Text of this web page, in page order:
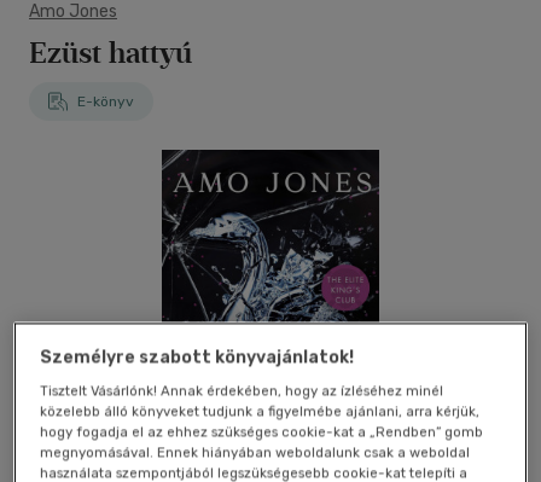
Amo Jones
Ezüst hattyú
E-könyv
Személyre szabott könyvajánlatok!
Tisztelt Vásárlónk! Annak érdekében, hogy az ízléséhez minél
közelebb álló könyveket tudjunk a figyelmébe ajánlani, arra kérjük,
hogy fogadja el az ehhez szükséges cookie-kat a „Rendben” gomb
megnyomásával. Ennek hiányában weboldalunk csak a weboldal
használata szempontjából legszükségesebb cookie-kat telepíti a